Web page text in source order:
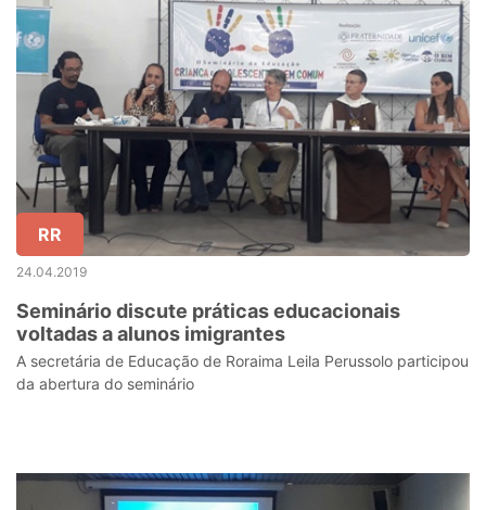
RR
24.04.2019
Seminário discute práticas educacionais
voltadas a alunos imigrantes
A secretária de Educação de Roraima Leila Perussolo participou
da abertura do seminário